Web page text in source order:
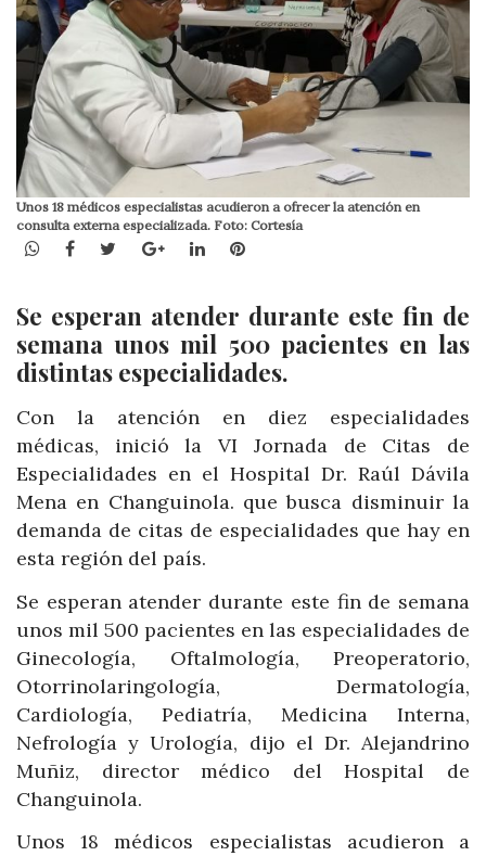
Unos 18 médicos especialistas acudieron a ofrecer la atención en
consulta externa especializada. Foto: Cortesía
WhatsApp
Facebook
TwitterGoogle+LinkedInPinterest
Se esperan atender durante este fin de
semana unos mil 500 pacientes en las
distintas especialidades.
Con la atención en diez especialidades
médicas, inició la VI Jornada de Citas de
Especialidades en el Hospital Dr. Raúl Dávila
Mena en Changuinola. que busca disminuir la
demanda de citas de especialidades que hay en
esta región del país.
Se esperan atender durante este fin de semana
unos mil 500 pacientes en las especialidades de
Ginecología, Oftalmología, Preoperatorio,
Otorrinolaringología, Dermatología,
Cardiología, Pediatría, Medicina Interna,
Nefrología y Urología, dijo el Dr. Alejandrino
Muñiz, director médico del Hospital de
Changuinola.
Unos 18 médicos especialistas acudieron a